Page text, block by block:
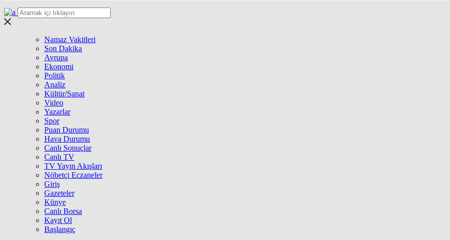
Namaz Vakitleri
Son Dakika
Avrupa
Ekonomi
Politik
Analiz
Kültür/Sanat
Video
Yazarlar
Spor
Puan Durumu
Hava Durumu
Canlı Sonuçlar
Canlı TV
TV Yayın Akışları
Nöbetçi Eczaneler
Giriş
Gazeteler
Künye
Canlı Borsa
Kayıt Ol
Başlangıç